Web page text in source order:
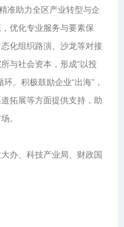
准助力全区产业转型与企
优化专业服务与要素保
化组织路演、沙龙等对接
与社会资本，形成“以投
。积极鼓励企业“出海”，
拓展等方面提供支持，助
。
办、科技产业局、财政国